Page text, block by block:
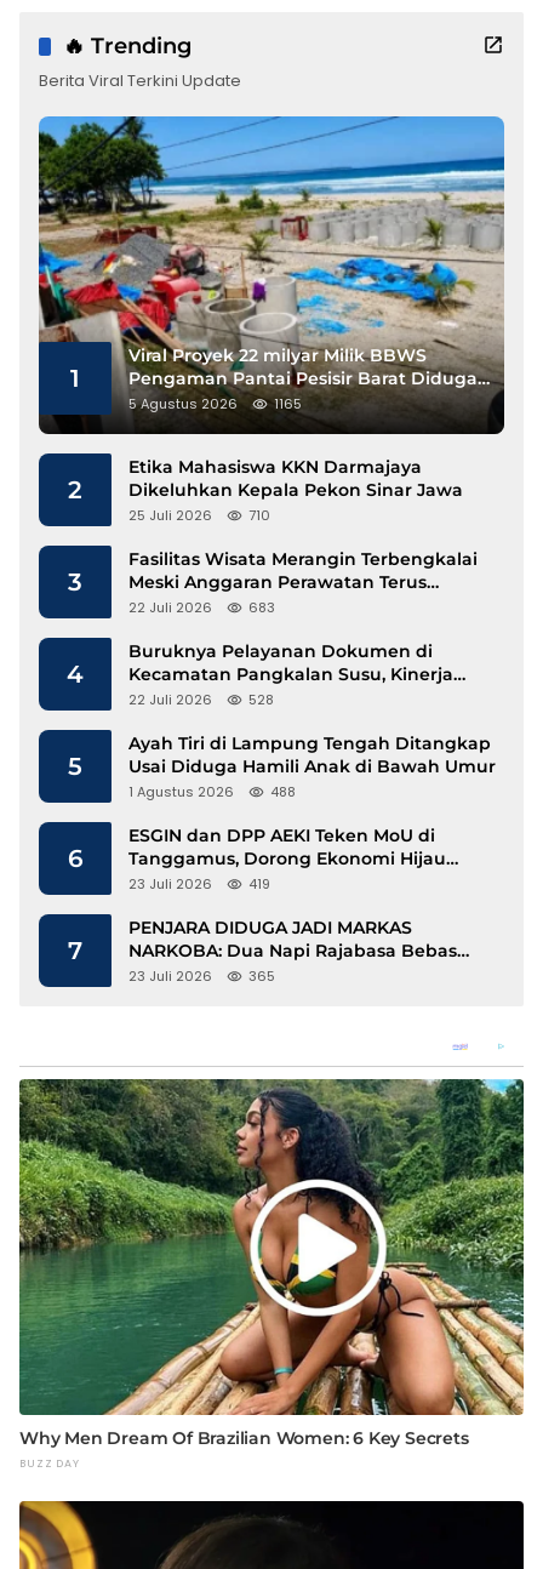
🔥 Trending
Berita Viral Terkini Update
1
Viral Proyek 22 milyar Milik BBWS
Pengaman Pantai Pesisir Barat Diduga
Gunakan Besi Banci
5 Agustus 2026 1165
2
Etika Mahasiswa KKN Darmajaya
Dikeluhkan Kepala Pekon Sinar Jawa
25 Juli 2026 710
3
Fasilitas Wisata Merangin Terbengkalai
Meski Anggaran Perawatan Terus
Mengalir
22 Juli 2026 683
4
Buruknya Pelayanan Dokumen di
Kecamatan Pangkalan Susu, Kinerja
Disdukcapil Langkat Disorot
22 Juli 2026 528
5
Ayah Tiri di Lampung Tengah Ditangkap
Usai Diduga Hamili Anak di Bawah Umur
1 Agustus 2026 488
6
ESGIN dan DPP AEKI Teken MoU di
Tanggamus, Dorong Ekonomi Hijau
Berbasis Kopi dan Perdagangan Karbon
23 Juli 2026 419
7
PENJARA DIDUGA JADI MARKAS
NARKOBA: Dua Napi Rajabasa Bebas
Gunakan HP, Muncul Dugaan
23 Juli 2026 365